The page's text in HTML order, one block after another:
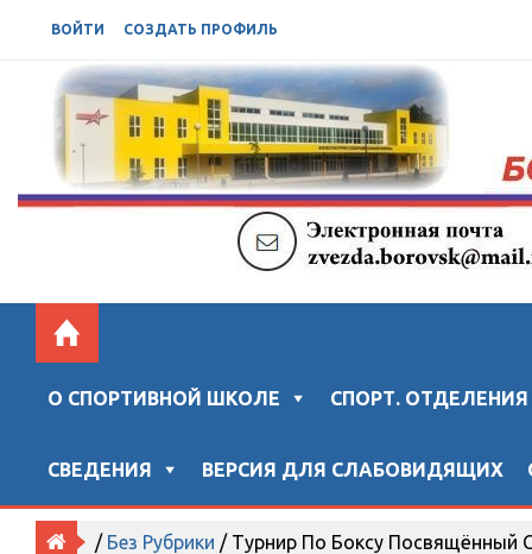
ВОЙТИ СОЗДАТЬ ПРОФИЛЬ
БОРОВСКАЯ СШ "ЗВЕЗДА"
Официальный сайт "Боровской спортивной школы
О СПОРТИВНОЙ ШКОЛЕ СПОРТ. ОТДЕЛЕНИЯ
СВЕДЕНИЯ ВЕРСИЯ ДЛЯ СЛАБОВИДЯЩИХ
/ Без Рубрики / Турнир По Боксу Посвящённый